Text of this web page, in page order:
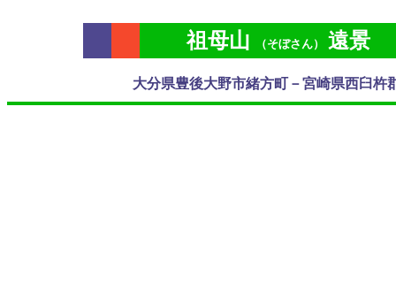
祖母山 （そぼさん） 遠景
大分県豊後大野市緒方町－宮崎県西臼杵